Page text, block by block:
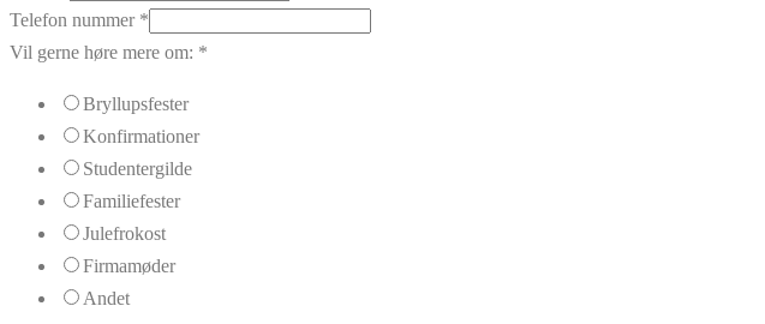
Telefon nummer *
Vil gerne høre mere om: *
Bryllupsfester
Konfirmationer
Studentergilde
Familiefester
Julefrokost
Firmamøder
Andet